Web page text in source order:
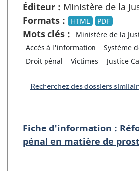
Éditeur : Ministère de la
Formats :
HTML PDF
Mots clés :
Ministère de la
Accès à l'information
Système
Droit pénal
Victimes Justice
Recherchez des dossiers
Fiche d'information :
pénal en matière de